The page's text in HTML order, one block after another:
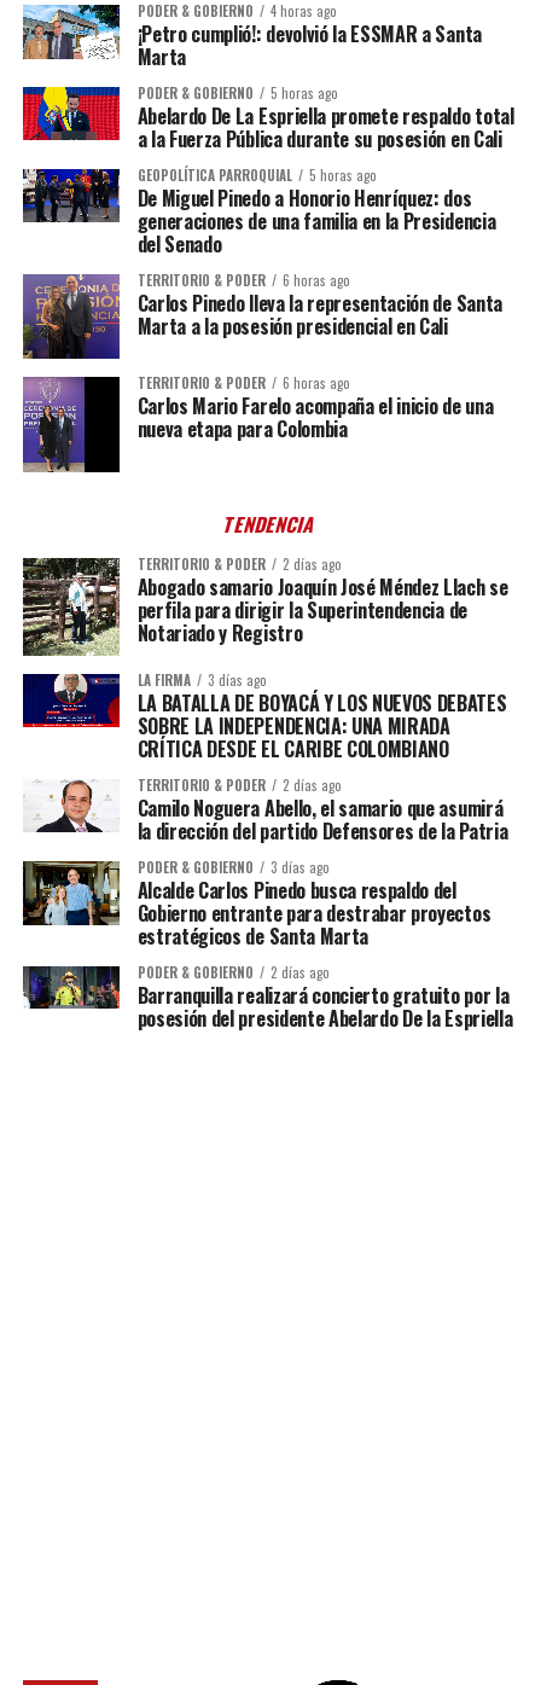
PODER & GOBIERNO 4 horas ago
¡Petro cumplió!: devolvió la ESSMAR a Santa
Marta
PODER & GOBIERNO 5 horas ago
Abelardo De La Espriella promete respaldo total
a la Fuerza Pública durante su posesión en Cali
GEOPOLÍTICA PARROQUIAL 5 horas ago
De Miguel Pinedo a Honorio Henríquez: dos
generaciones de una familia en la Presidencia
del Senado
TERRITORIO & PODER 6 horas ago
Carlos Pinedo lleva la representación de Santa
Marta a la posesión presidencial en Cali
TERRITORIO & PODER 6 horas ago
Carlos Mario Farelo acompaña el inicio de una
nueva etapa para Colombia
TENDENCIA
TERRITORIO & PODER 2 días ago
Abogado samario Joaquín José Méndez Llach se
perfila para dirigir la Superintendencia de
Notariado y Registro
LA FIRMA 3 días ago
LA BATALLA DE BOYACÁ Y LOS NUEVOS DEBATES
SOBRE LA INDEPENDENCIA: UNA MIRADA
CRÍTICA DESDE EL CARIBE COLOMBIANO
TERRITORIO & PODER 2 días ago
Camilo Noguera Abello, el samario que asumirá
la dirección del partido Defensores de la Patria
PODER & GOBIERNO 3 días ago
Alcalde Carlos Pinedo busca respaldo del
Gobierno entrante para destrabar proyectos
estratégicos de Santa Marta
PODER & GOBIERNO 2 días ago
Barranquilla realizará concierto gratuito por la
posesión del presidente Abelardo De la Espriella